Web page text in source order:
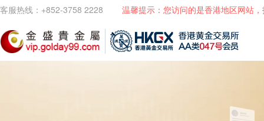
客服热线：+852-3758 2228 温馨提示：您访问的是香港地区网站